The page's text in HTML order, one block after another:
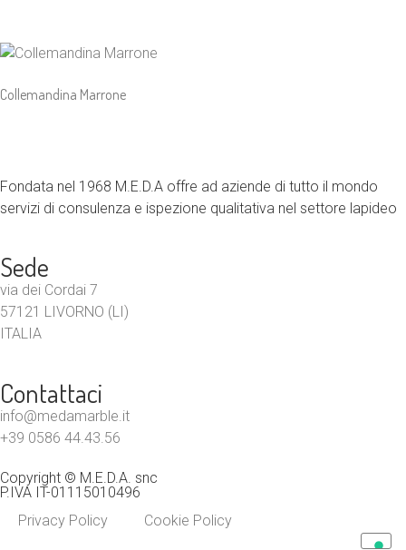
Collemandina Marrone
Fondata nel 1968 M.E.D.A offre ad aziende di tutto il mondo
servizi di consulenza e ispezione qualitativa nel settore lapideo
Sede
via dei Cordai 7
57121 LIVORNO (LI)
ITALIA
Contattaci
info@medamarble.it
+39 0586 44.43.56
Copyright © M.E.D.A. snc
P.IVA IT-01115010496
Privacy Policy
Cookie Policy